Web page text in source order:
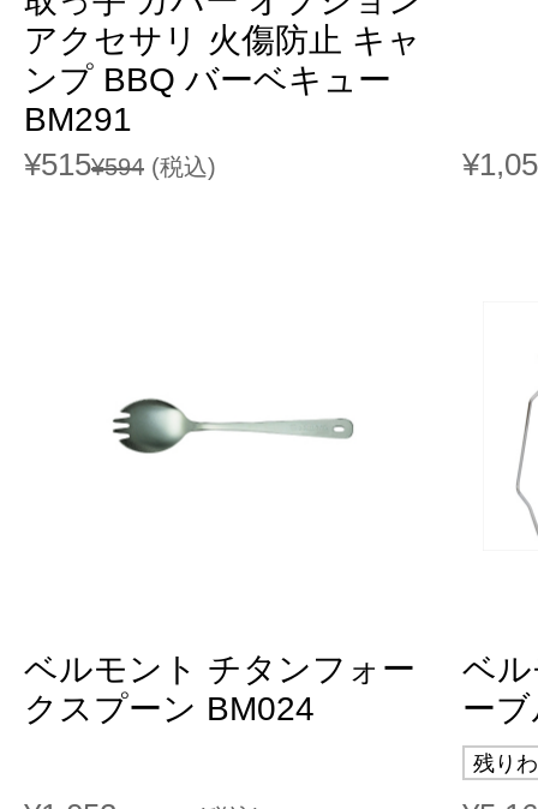
アクセサリ 火傷防止 キャ
ンプ BBQ バーベキュー
BM291
¥515¥594 (税込)
ベルモント チタンフォー
クスプーン BM024
ベ
ー
残り